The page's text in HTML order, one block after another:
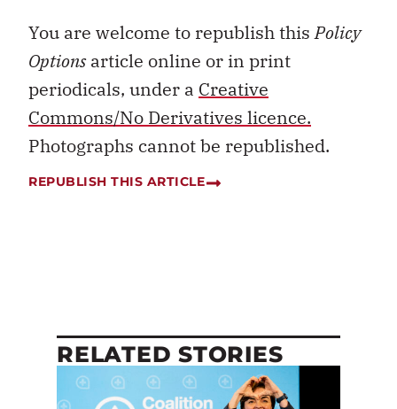
You are welcome to republish thisPolicy
Optionsarticle online or in print
periodicals, under a Creative
Commons/No Derivatives licence.
Photographs cannot be republished.
REPUBLISH THIS ARTICLE
RELATED STORIES